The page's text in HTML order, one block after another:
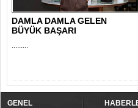
DAMLA DAMLA GELEN
BÜYÜK BAŞARI
.........
GENEL